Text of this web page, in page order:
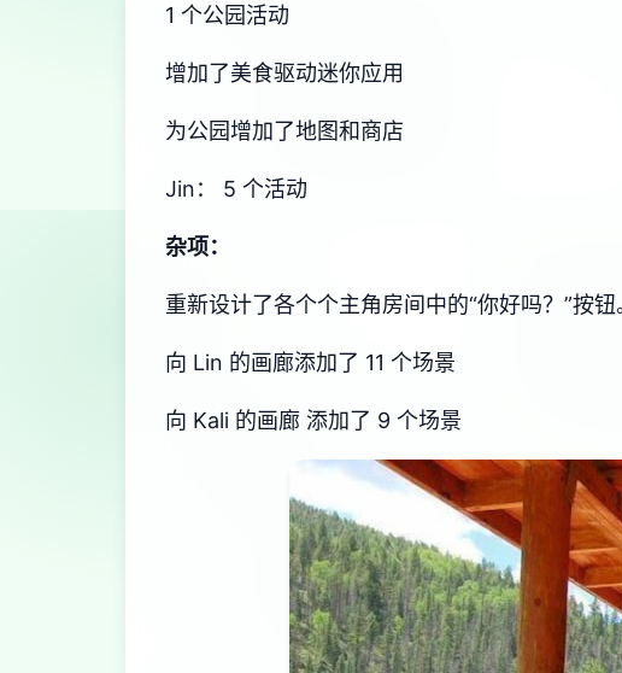
1 个公园活动
增加了美食驱动迷你应用
为公园增加了地图和商店
Jin： 5 个活动
杂项：
重新设计了各个个主角房间中的“你好吗？”按
向 Lin 的画廊添加了 11 个场景
向 Kali 的画廊 添加了 9 个场景